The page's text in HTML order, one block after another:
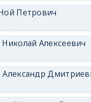
Петрович
Алексеевич
Александр